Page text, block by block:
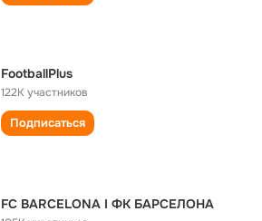
FootballPlus
122K участников
Подписаться
FC BARCELONA I ФК БАРСЕЛОНА